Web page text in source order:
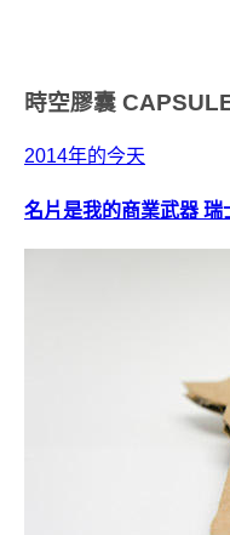
時空膠囊
2014年的今天
名片是我的商業武器 瑞